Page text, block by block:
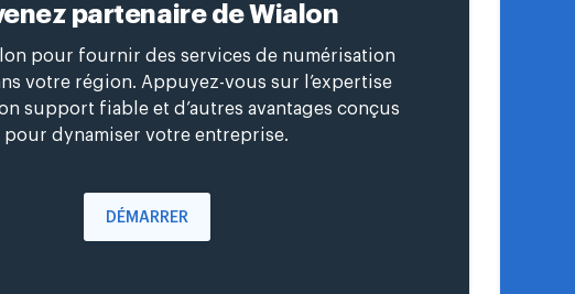
partenaire de Wialon
pour fournir des services de numérisation
votre région. Appuyez-vous sur l’expertise
support fiable et d’autres avantages conçus
pour dynamiser votre entreprise.
DÉMARRER